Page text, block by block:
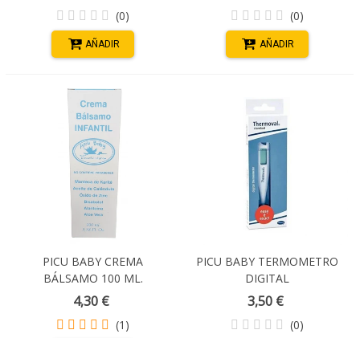
(0)
AÑADIR
(0)
AÑADIR
PICU BABY CREMA
BÁLSAMO 100 ML.
4,30 €
(1)
PICU BABY TERMOMETRO
DIGITAL
3,50 €
(0)